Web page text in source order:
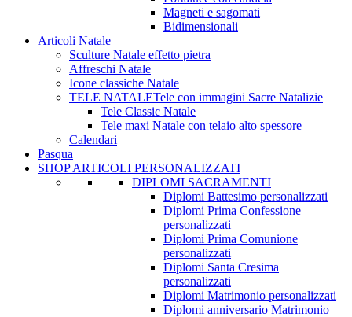
Magneti e sagomati
Bidimensionali
Articoli Natale
Sculture Natale effetto pietra
Affreschi Natale
Icone classiche Natale
TELE NATALETele con immagini Sacre Natalizie
Tele Classic Natale
Tele maxi Natale con telaio alto spessore
Calendari
Pasqua
SHOP ARTICOLI PERSONALIZZATI
DIPLOMI SACRAMENTI
Diplomi Battesimo personalizzati
Diplomi Prima Confessione
personalizzati
Diplomi Prima Comunione
personalizzati
Diplomi Santa Cresima
personalizzati
Diplomi Matrimonio personalizzati
Diplomi anniversario Matrimonio